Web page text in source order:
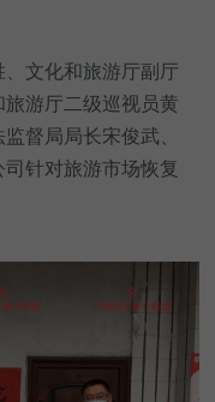
文化和旅游厅副厅
游厅二级巡视员黄
督局局长宋俊武、
针对旅游市场恢复